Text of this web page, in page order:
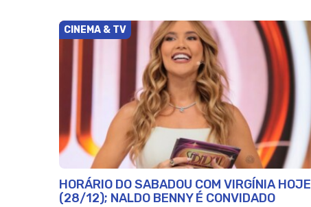
CINEMA & TV
HORÁRIO DO SABADOU COM VIRGÍNIA HOJE
(28/12); NALDO BENNY É CONVIDADO